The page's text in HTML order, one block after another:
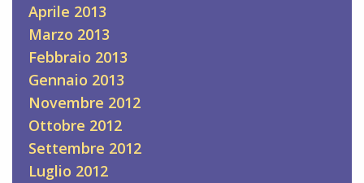
Aprile 2013
Marzo 2013
Febbraio 2013
Gennaio 2013
Novembre 2012
Ottobre 2012
Settembre 2012
Luglio 2012